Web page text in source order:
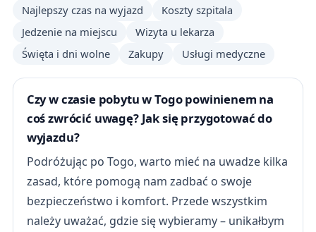
Najlepszy czas na wyjazd
Koszty szpitala
Jedzenie na miejscu
Wizyta u lekarza
Święta i dni wolne
Zakupy Usługi medyczne
Czy w czasie pobytu w Togo powinienem na
coś zwrócić uwagę? Jak się przygotować do
wyjazdu?
Podróżując po Togo, warto mieć na uwadze kilka
zasad, które pomogą nam zadbać o swoje
bezpieczeństwo i komfort. Przede wszystkim
należy uważać, gdzie się wybieramy – unikałbym